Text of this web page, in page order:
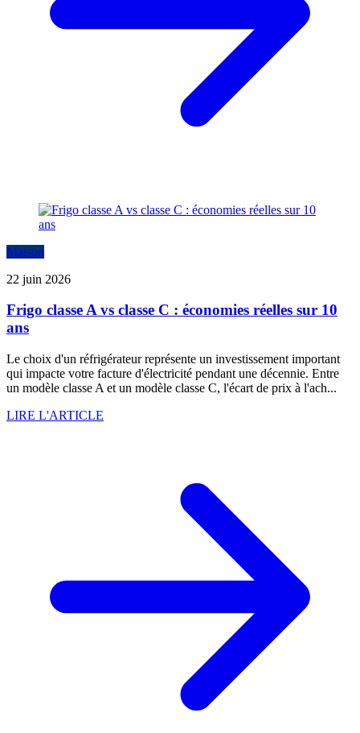
Maison
22 juin 2026
Frigo classe A vs classe C : économies réelles sur 10
ans
Le choix d'un réfrigérateur représente un investissement important
qui impacte votre facture d'électricité pendant une décennie. Entre
un modèle classe A et un modèle classe C, l'écart de prix à l'ach...
LIRE L'ARTICLE